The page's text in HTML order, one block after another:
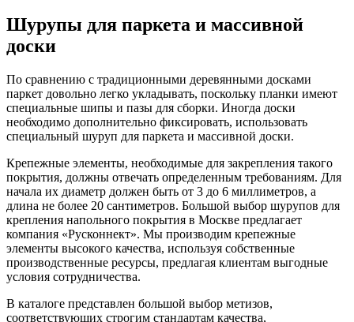
Шурупы для паркета и массивной
доски
По сравнению с традиционными деревянными досками
паркет довольно легко укладывать, поскольку планки имеют
специальные шипы и пазы для сборки. Иногда доски
необходимо дополнительно фиксировать, использовать
специальный шуруп для паркета и массивной доски.
Крепежные элементы, необходимые для закрепления такого
покрытия, должны отвечать определенным требованиям. Для
начала их диаметр должен быть от 3 до 6 миллиметров, а
длина не более 20 сантиметров. Большой выбор шурупов для
крепления напольного покрытия в Москве предлагает
компания «Русконнект». Мы производим крепежные
элементы высокого качества, используя собственные
производственные ресурсы, предлагая клиентам выгодные
условия сотрудничества.
В каталоге представлен большой выбор метизов,
соответствующих строгим стандартам качества,